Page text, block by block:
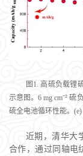
图1. 高硫负载锂
示意图。6 mg cm⁻² 硫
硫全电池循环性能。(e)
近期，清华大
合作，通过同轴电